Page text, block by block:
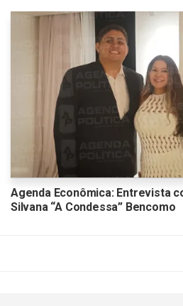
Agenda Econômica: Entrevista
Silvana “A Condessa” Bencomo